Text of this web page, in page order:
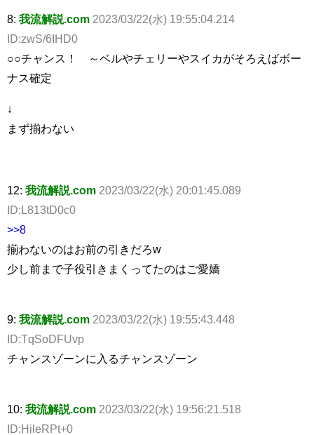
8: 我流解説.com 2023/03/22(水) 19:55:04.214
ID:zwS/6IHD0
○○チャンス！ ～ベルやチェリーやスイカがそろえばボー
ナス確定
↓
まず揃わない
12: 我流解説.com 2023/03/22(水) 20:01:45.089
ID:L813tD0c0
>>8
揃わないのはお前の引きだろw
少し前まで子役引きまくってたのはご愛嬌
9: 我流解説.com 2023/03/22(水) 19:55:43.448
ID:TqSoDFUvp
チャンスゾーンに入るチャンスゾーン
10: 我流解説.com 2023/03/22(水) 19:56:21.518
ID:HileRPt+0